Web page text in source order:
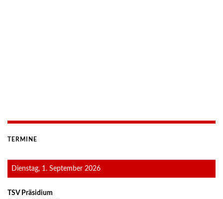
TERMINE
Dienstag, 1. September 2026
TSV Präsidium